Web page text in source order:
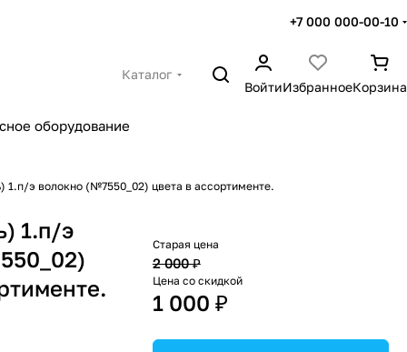
+7 000 000-00-10
Каталог
ВойтиИзбранноеКорзина
оборудование
1.п/э волокно (№7550_02) цвета в ассортименте.
1.п/э
Старая цена
2 000 ₽
Цена со скидкой
1 000 ₽